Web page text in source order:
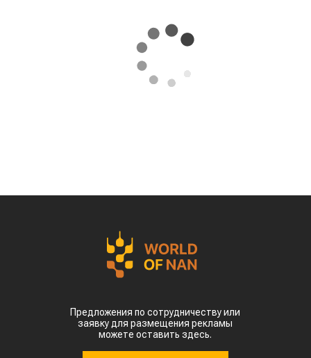
Предложения по сотрудничеству или
заявку для размещения рекламы
можете оставить здесь.